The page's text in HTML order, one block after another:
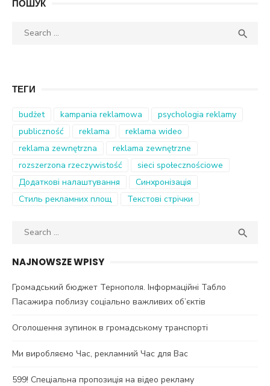
ПОШУК
Search

ТЕГИ
budżet kampania reklamowa
psychologia reklamy
publiczność
reklama
reklama wideo
reklama zewnętrzna
reklama zewnętrzne
rozszerzona rzeczywistość
sieci społecznościowe
Додаткові налаштування
Синхронізація
Стиль рекламних площ
Текстові стрічки
Search

NAJNOWSZE WPISY
Громадський бюджет Тернополя. Інформаційні Табло
Пасажира поблизу соціально важливих об’єктів
Оголошення зупинок в громадському транспорті
Ми виробляємо Час, рекламний Час для Вас
599! Спеціальна пропозиція на відео рекламу